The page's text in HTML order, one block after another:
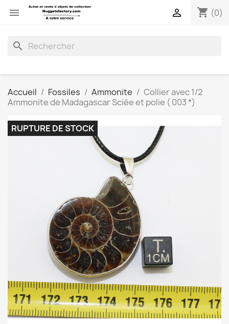
 shopping_cart (0)

search
Accueil Fossiles Ammonite
Collier avec 1/2
Ammonite de Madagascar Sciée et polie ( 003 *)
RUPTURE DE STOCK